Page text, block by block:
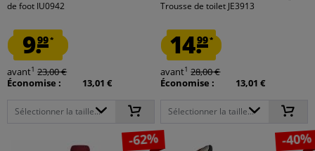
de foot IU0942
9.99*
avant1 23,00 €
Économise :
13,01 €
Sélectionner la taille...
Trousse de toilet JE3913
14.99*
avant1 28,00 €
Économise :
13,01 €
Sélectionner la taille...
-62% -40%